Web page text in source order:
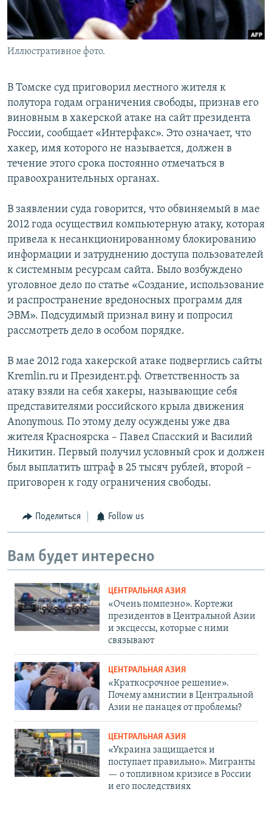
Иллюстративное фото.
В Томске суд приговорил местного жителя к
полутора годам ограничения свободы, признав его
виновным в хакерской атаке на сайт президента
России, сообщает «Интерфакс». Это означает, что
хакер, имя которого не называется, должен в
течение этого срока постоянно отмечаться в
правоохранительных органах.
В заявлении суда говорится, что обвиняемый в мае
2012 года осуществил компьютерную атаку, которая
привела к несанкционированному блокированию
информации и затруднению доступа пользователей
к системным ресурсам сайта. Было возбуждено
уголовное дело по статье «Создание, использование
и распространение вредоносных программ для
ЭВМ». Подсудимый признал вину и попросил
рассмотреть дело в особом порядке.
В мае 2012 года хакерской атаке подверглись сайты
Kremlin.ru и Президент.рф. Ответственность за
атаку взяли на себя хакеры, называющие себя
представителями российского крыла движения
Anonymous. По этому делу осуждены уже два
жителя Красноярска – Павел Спасский и Василий
Никитин. Первый получил условный срок и должен
был выплатить штраф в 25 тысяч рублей, второй –
приговорен к году ограничения свободы.
Поделиться Follow us
Вам будет интересно
ЦЕНТРАЛЬНАЯ АЗИЯ
«Очень помпезно». Кортежи
президентов в Центральной Азии
и эксцессы, которые с ними
связывают
ЦЕНТРАЛЬНАЯ АЗИЯ
«Краткосрочное решение».
Почему амнистии в Центральной
Азии не панацея от проблемы?
ЦЕНТРАЛЬНАЯ АЗИЯ
«Украина защищается и
поступает правильно». Мигранты
— о топливном кризисе в России
и его последствиях